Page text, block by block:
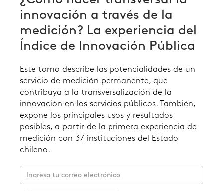
innovación a través de la
medición? La experiencia del
Índice de Innovación Pública
Este tomo describe las potencialidades de un
servicio de medición permanente, que
contribuya a la transversalización de la
innovación en los servicios públicos. También,
expone los principales usos y resultados
posibles, a partir de la primera experiencia de
medición con 37 instituciones del Estado
chileno.